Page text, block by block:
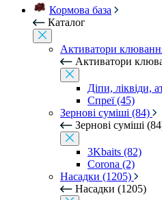
Кормова база
Каталог
Активатори
Активатори
Діпи, ліквіди,
Спреї (45)
Зернові суміші (84)
Зернові суміші
3Kbaits (82)
Corona (2)
Насадки (1205)
Насадки (1205)